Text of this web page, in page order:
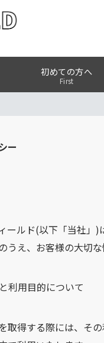
初めての方へ
First
ー
ールド(以下「当社」
うえ、お客様の大切
利用目的について
取得する際には、そ